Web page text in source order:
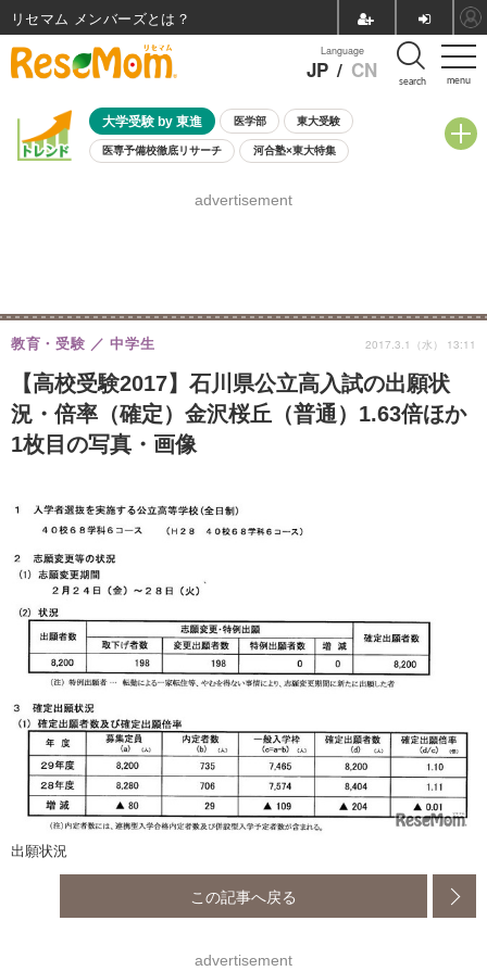
menu
Language
JP / CN search
大学受験 by 東進 医学部 東大受験
医専予備校徹底リサーチ 河合塾×東大特集
8月開催学校説明会・相談会
advertisement
【高校受験2017】石川県公立高入試の出願状
況・倍率（確定）金沢桜丘（普通）1.63倍ほか
1枚目の写真・画像
教育・受験 中学生 2017.3.1（水） 13:11
出願状況
この記事へ戻る
advertisement
リセマム メンバーズ